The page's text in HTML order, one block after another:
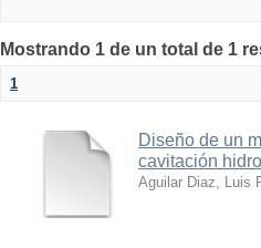
Mostrando 1 de un total de 1
1
Diseño de un
cavitación
Aguilar Diaz, Luis